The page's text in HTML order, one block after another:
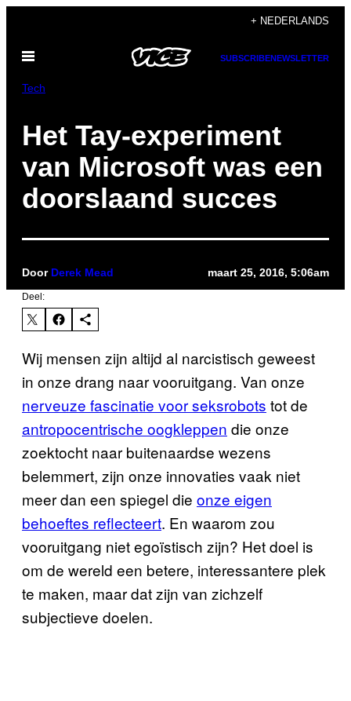
de
inhoud
+ NEDERLANDS
Open
SUBSCRIBENEWSLETTER
Tech
Het Tay-experiment
van Microsoft was een
doorslaand succes
Door Derek Mead maart 25, 2016, 5:06am
Deel:
Wij mensen zijn altijd al narcistisch geweest
in onze drang naar vooruitgang. Van onze
nerveuze fascinatie voor seksrobots tot de
antropocentrische oogkleppen die onze
zoektocht naar buitenaardse wezens
belemmert, zijn onze innovaties vaak niet
meer dan een spiegel die onze eigen
behoeftes reflecteert. En waarom zou
vooruitgang niet egoïstisch zijn? Het doel is
om de wereld een betere, interessantere plek
te maken, maar dat zijn van zichzelf
subjectieve doelen.